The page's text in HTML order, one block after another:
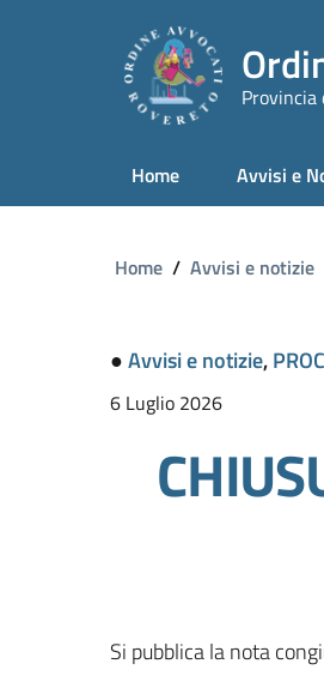
Provincia
Home Avvisi e
Home / Avvisi e notizie
●Avvisi e notizie,
6 Luglio 2026
Si pubblica la nota